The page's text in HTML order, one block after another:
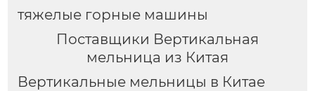
тяжелые горные машины
Поставщики Вертикальная
мельница из Китая
Вертикальные мельницы в Китае